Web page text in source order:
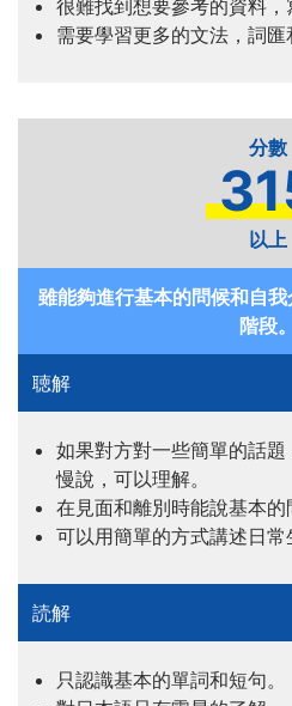
很難找到想要參考的資料，
需要學習更多的文法，詞匯
以上
雖能夠進行基本的問候和自
階段。
如果對方對一些簡單的話
慢說，可以理解。
在見面和離別時能說基本的
可以用簡單的方式講述日常
只認識基本的單詞和短句。